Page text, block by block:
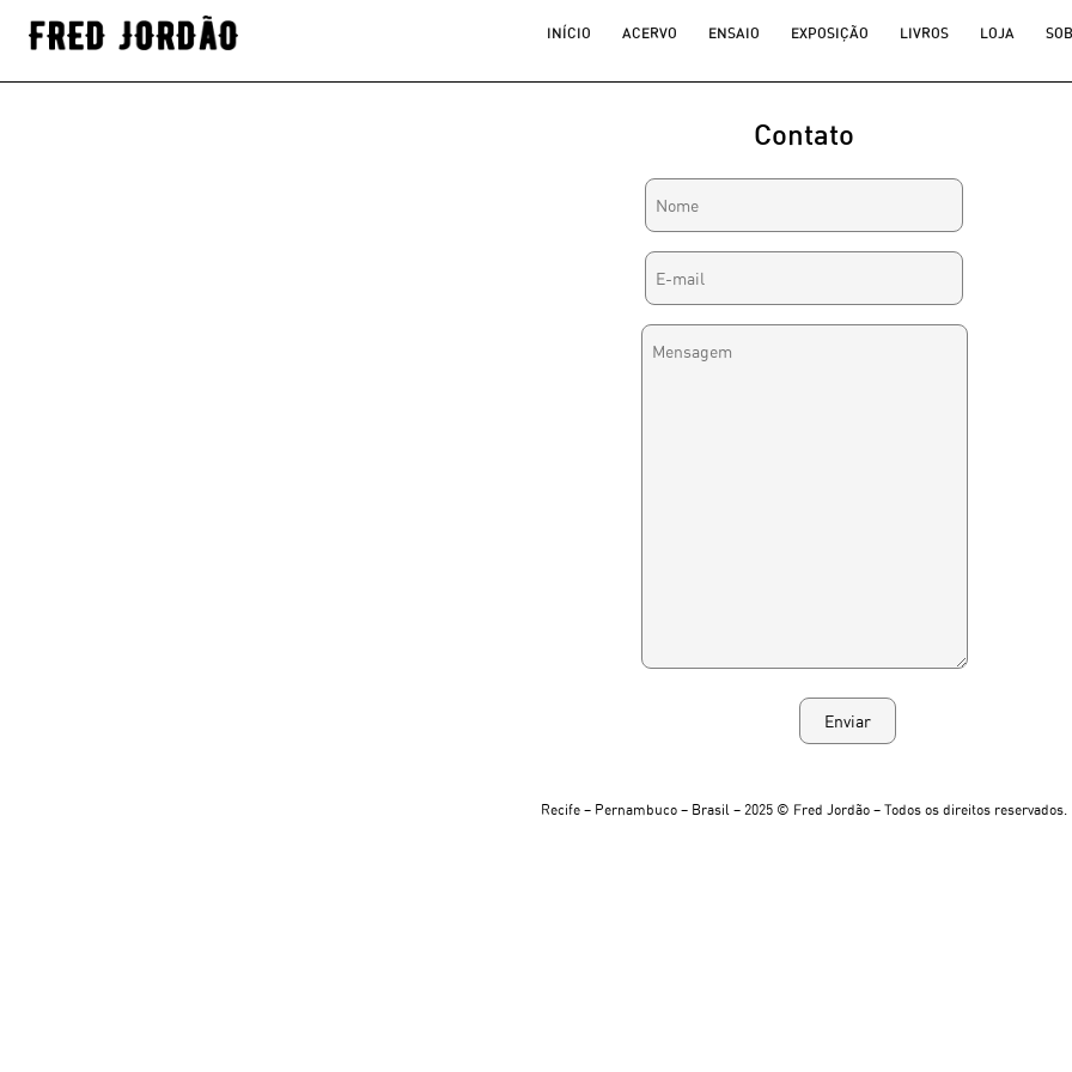
INÍCIO ACERVO ENSAIO EXPOSIÇÃO LIVROS LOJA
Contato
Recife – Pernambuco – Brasil – 2025 © Fred Jordão – Todos os direitos reservados.